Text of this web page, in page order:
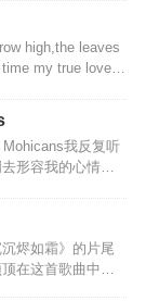
high,the leaves
my true love
dear
hav…
我反复听
形容我的心情，
到不了的深处。
我听到的更多
坚强，给我空前
后的莫希干人，
烬如霜》的片尾
在这首歌曲中尽